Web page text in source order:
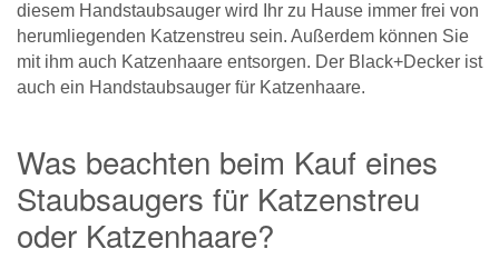
diesem Handstaubsauger wird Ihr zu Hause immer frei von
herumliegenden Katzenstreu sein. Außerdem können Sie
mit ihm auch Katzenhaare entsorgen. Der Black+Decker ist
auch ein Handstaubsauger für Katzenhaare.
Was beachten beim Kauf eines
Staubsaugers für Katzenstreu
oder Katzenhaare?